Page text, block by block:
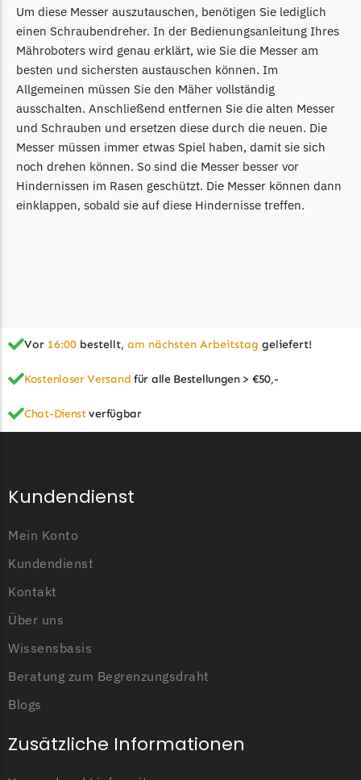
Um diese Messer auszutauschen, benötigen Sie lediglich
einen Schraubendreher. In der Bedienungsanleitung Ihres
Mähroboters wird genau erklärt, wie Sie die Messer am
besten und sichersten austauschen können. Im
Allgemeinen müssen Sie den Mäher vollständig
ausschalten. Anschließend entfernen Sie die alten Messer
und Schrauben und ersetzen diese durch die neuen. Die
Messer müssen immer etwas Spiel haben, damit sie sich
noch drehen können. So sind die Messer besser vor
Hindernissen im Rasen geschützt. Die Messer können dann
einklappen, sobald sie auf diese Hindernisse treffen.
Vor 16:00 bestellt, am nächsten Arbeitstag geliefert!
Kostenloser Versand für alle Bestellungen > €50,-
Chat-Dienstverfügbar
Kundendienst
Mein Konto
Kundendienst
Kontakt
Über uns
Wissensbasis
Beratung zum Begrenzungsdraht
Blogs
Zusätzliche Informationen